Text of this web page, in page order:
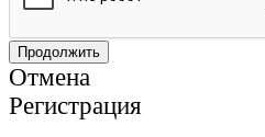
Отмена
Регистрация